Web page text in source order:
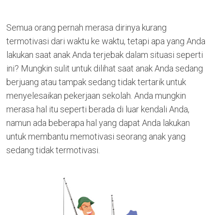
Semua orang pernah merasa dirinya kurang
termotivasi dari waktu ke waktu, tetapi apa yang Anda
lakukan saat anak Anda terjebak dalam situasi seperti
ini? Mungkin sulit untuk dilihat saat anak Anda sedang
berjuang atau tampak sedang tidak tertarik untuk
menyelesaikan pekerjaan sekolah. Anda mungkin
merasa hal itu seperti berada di luar kendali Anda,
namun ada beberapa hal yang dapat Anda lakukan
untuk membantu memotivasi seorang anak yang
sedang tidak termotivasi.